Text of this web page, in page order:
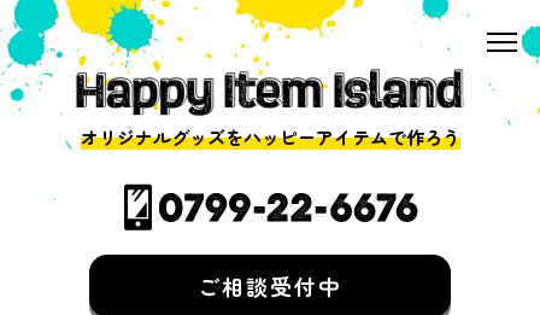
オリジナルグッズをハッピーアイテムで作ろう
ご相談受付中